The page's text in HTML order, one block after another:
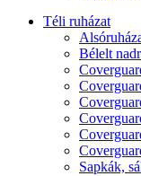
Téli ruházat
Bélelt
Sapkák,